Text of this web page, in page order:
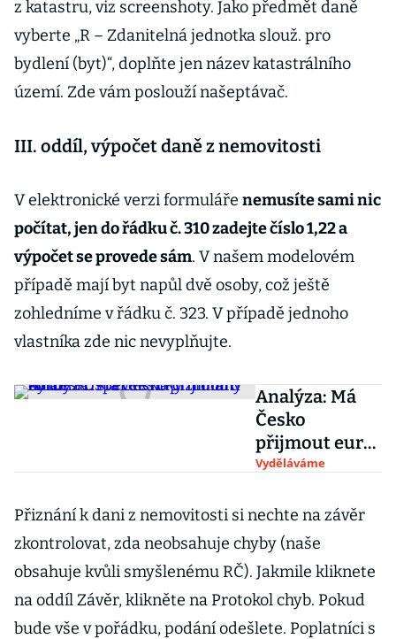
z katastru, viz screenshoty. Jako předmět daně
vyberte „R – Zdanitelná jednotka slouž. pro
bydlení (byt)“, doplňte jen název katastrálního
území. Zde vám poslouží našeptávač.
III. oddíl, výpočet daně z nemovitosti
V elektronické verzi formuláře nemusíte sami nic
počítat, jen do řádku č. 310 zadejte číslo 1,22 a
výpočet se provede sám. V našem modelovém
případě mají byt napůl dvě osoby, což ještě
zohledníme v řádku č. 323. V případě jednoho
vlastníka zde nic nevyplňujte.
Analýza: Má
Česko
přijmout euro?
Příspěvek na
Česko stál
desítky miliard
korun
Vyděláváme
Přiznání k dani z nemovitosti si nechte na závěr
zkontrolovat, zda neobsahuje chyby (naše
obsahuje kvůli smyšlenému RČ). Jakmile kliknete
na oddíl Závěr, klikněte na Protokol chyb. Pokud
bude vše v pořádku, podání odešlete. Poplatníci s